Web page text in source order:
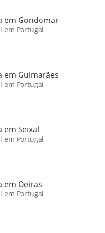
em Gondomar
em Portugal
em Guimarães
em Portugal
em Seixal
em Portugal
em Oeiras
em Portugal